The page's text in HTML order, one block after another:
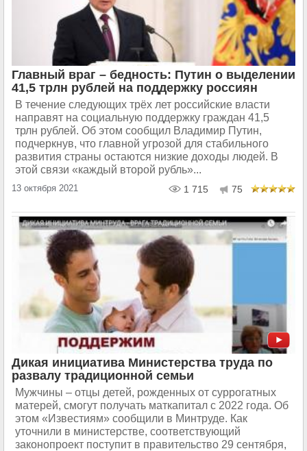
Главный враг – бедность: Путин о выделении
41,5 трлн рублей на поддержку россиян
В течение следующих трёх лет российские власти
направят на социальную поддержку граждан 41,5
трлн рублей. Об этом сообщил Владимир Путин,
подчеркнув, что главной угрозой для стабильного
развития страны остаются низкие доходы людей. В
этой связи «каждый второй рубль»...
13 октября 2021 1 715 75
Дикая инициатива Министерства труда по
развалу традиционной семьи
Мужчины – отцы детей, рожденных от суррогатных
матерей, смогут получать маткапитал с 2022 года. Об
этом «Известиям» сообщили в Минтруде. Как
уточнили в министерстве, соответствующий
законопроект поступит в правительство 29 сентября,